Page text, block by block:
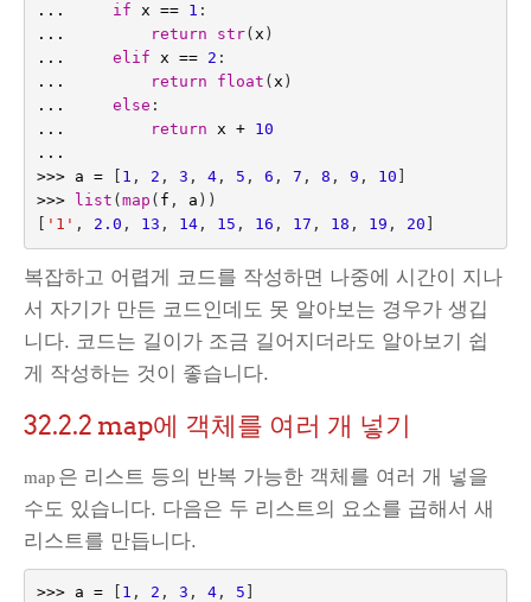
...
if x == 1 :
...
return str( x )
...
elif x == 2 :
...
return float ( x )
...
else :
...
return x +
10
...
>>>
a = 1 , 2 , 3 , 4, 5 , 6 , 7 , 8 , 9 , 10
>>>
list ( map ( f , a ))
'1' , 2.0 , 13 , 14, 15 , 16 , 17 , 18 , 19 , 20
복잡하고 어렵게 코드를 작성하면 나중에 시간이 지나
서 자기가 만든 코드인데도 못 알아보는 경우가 생깁
니다. 코드는 길이가 조금 길어지더라도 알아보기 쉽
게 작성하는 것이 좋습니다.
32.2.2 map에 객체를 여러 개 넣기
map 은 리스트 등의 반복 가능한 객체를 여러 개 넣을
수도 있습니다. 다음은 두 리스트의 요소를 곱해서 새
리스트를 만듭니다.
>>> a = 1 , 2 , 3 , 4, 5